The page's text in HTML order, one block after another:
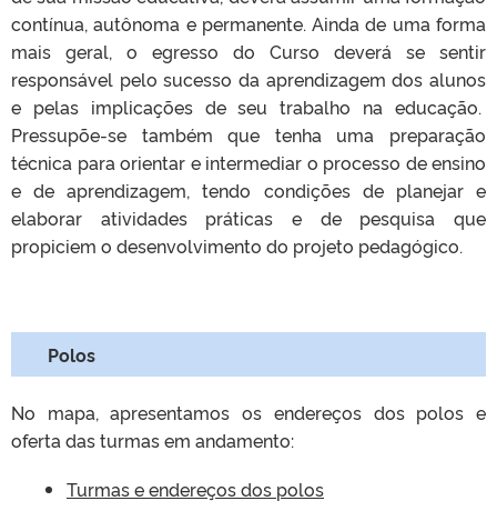
contínua, autônoma e permanente. Ainda de uma forma
mais geral, o egresso do Curso deverá se sentir
responsável pelo sucesso da aprendizagem dos alunos
e pelas implicações de seu trabalho na educação.
Pressupõe-se também que tenha uma preparação
técnica para orientar e intermediar o processo de ensino
e de aprendizagem, tendo condições de planejar e
elaborar atividades práticas e de pesquisa que
propiciem o desenvolvimento do projeto pedagógico.
Polos
No mapa, apresentamos os endereços dos polos e
oferta das turmas em andamento:
Turmas e endereços dos polos